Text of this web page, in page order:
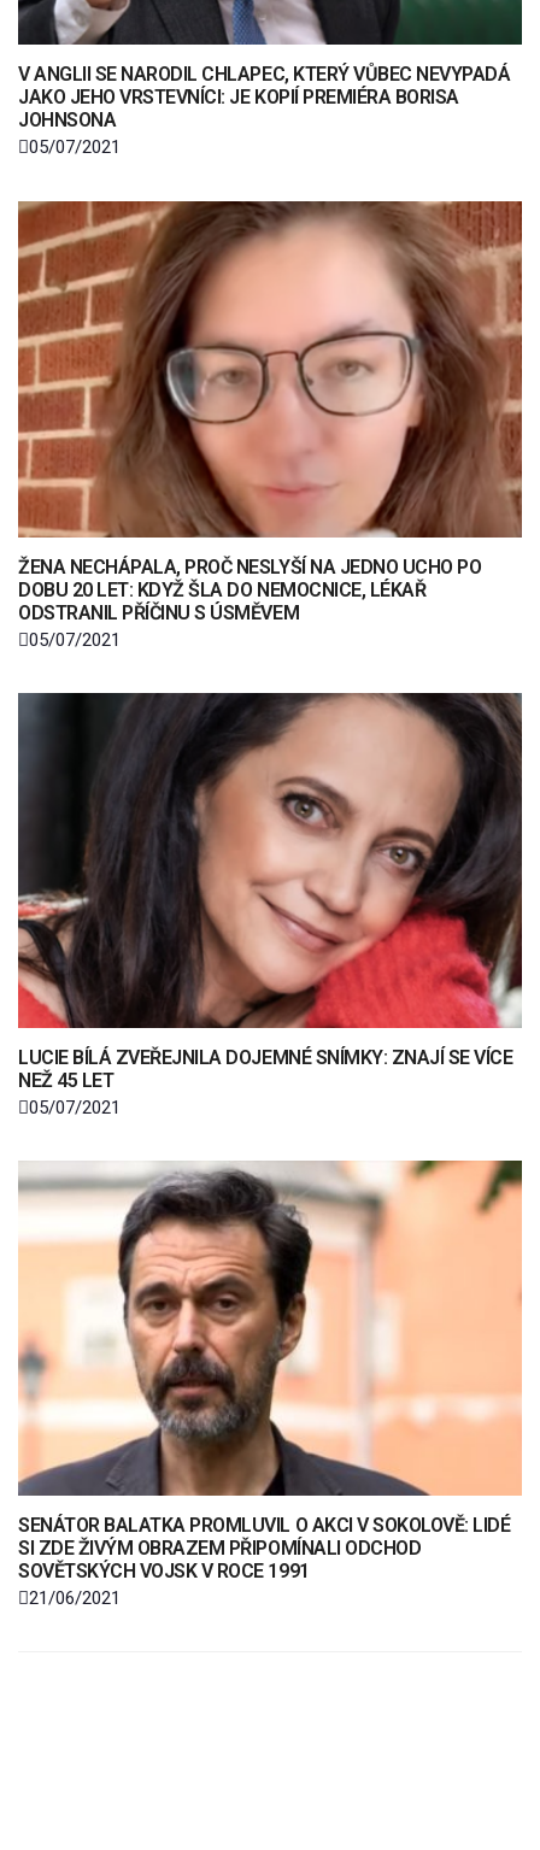
V ANGLII SE NARODIL CHLAPEC, KTERÝ VŮBEC NEVYPADÁ
JAKO JEHO VRSTEVNÍCI: JE KOPIÍ PREMIÉRA BORISA
JOHNSONA
05/07/2021
ŽENA NECHÁPALA, PROČ NESLYŠÍ NA JEDNO UCHO PO
DOBU 20 LET: KDYŽ ŠLA DO NEMOCNICE, LÉKAŘ
ODSTRANIL PŘÍČINU S ÚSMĚVEM
05/07/2021
LUCIE BÍLÁ ZVEŘEJNILA DOJEMNÉ SNÍMKY: ZNAJÍ SE VÍCE
NEŽ 45 LET
05/07/2021
SENÁTOR BALATKA PROMLUVIL O AKCI V SOKOLOVĚ: LIDÉ
SI ZDE ŽIVÝM OBRAZEM PŘIPOMÍNALI ODCHOD
SOVĚTSKÝCH VOJSK V ROCE 1991
21/06/2021